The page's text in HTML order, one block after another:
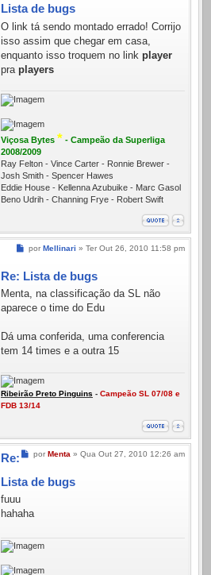
Lista de bugs
O link tá sendo montado errado! Corrijo
isso assim que chegar em casa,
enquanto isso troquem no link player
pra players
Viçosa Bytes * - Campeão da Superliga
2008/2009
Ray Felton - Vince Carter - Ronnie Brewer -
Josh Smith - Spencer Hawes
Eddie House - Kellenna Azubuike - Marc Gasol
Beno Udrih - Channing Frye - Robert Swift
Mensagem
por Mellinari » Ter Out 26, 2010 11:58 pm
Re: Lista de bugs
Menta, na classificação da SL não
aparece o time do Edu
Dá uma conferida, uma conferencia
tem 14 times e a outra 15
Ribeirão Preto Pinguins - Campeão SL 07/08 e
FDB 13/14
Mensagem
por Menta » Qua Out 27, 2010 12:26 am
Re:
Lista de bugs
fuuu
hahaha